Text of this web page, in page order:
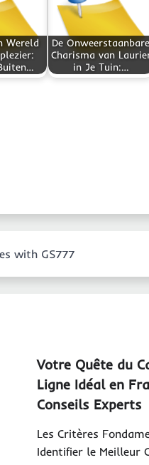
Wereld
De Onweerstaanbare
Charisma van
in Je Tuin:…
with GS777
Votre Quête du
Ligne Idéal en
Conseils Experts
Les Critères
Identifier le Meilleur